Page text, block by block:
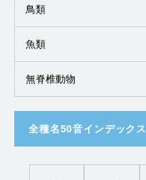
鳥類
魚類
無脊椎動物
全種名50音インデックス